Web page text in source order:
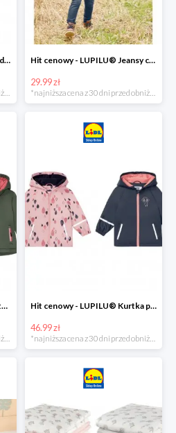
Hit cenowy - LUPILU® Jeansy dziewczęce slim fit Hit cenowy - LUPILU® Jeansy chłopięce slim fit
29.99 zł
LUPILU® Wiatroszczelna kurtka dziecięca softshell, 1 sztuka Hit cenowy - LUPILU® Kurtka przeciwdeszczowa dziewczęca, 1 sztuka
46.99 zł